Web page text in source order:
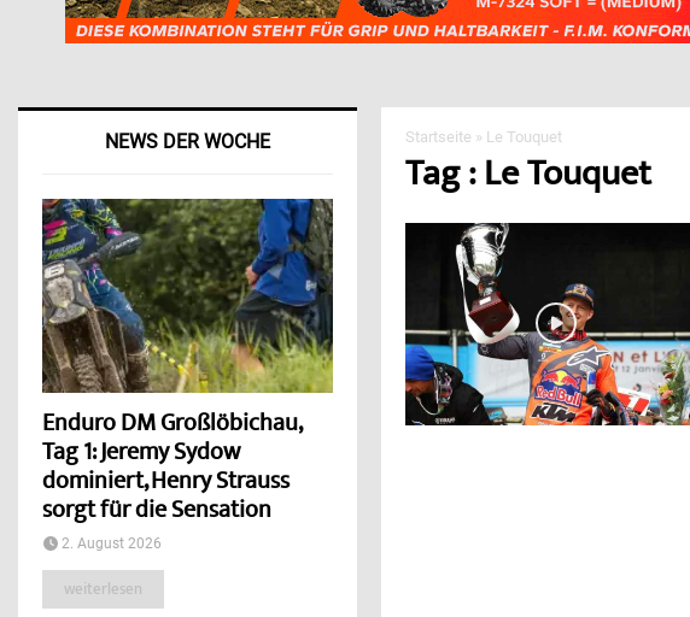
Startseite » Le Touquet
Tag : Le Touquet
NEWS DER WOCHE
Enduro DM Großlöbichau,
Tag 1: Jeremy Sydow
dominiert, Henry Strauss
sorgt für die Sensation
2. August 2026
weiterlesen